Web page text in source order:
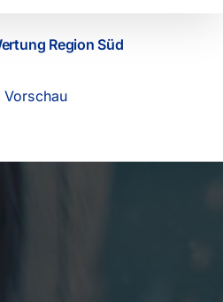
Region Süd
Vorschau